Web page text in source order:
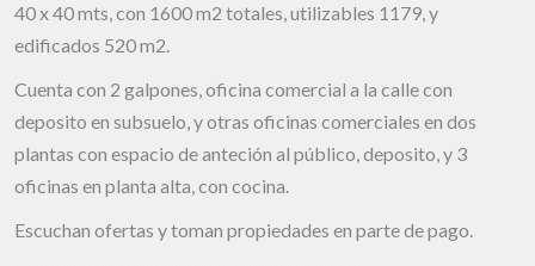
40 x 40 mts, con 1600 m2 totales, utilizables 1179, y
edificados 520 m2.
Cuenta con 2 galpones, oficina comercial a la calle con
deposito en subsuelo, y otras oficinas comerciales en dos
plantas con espacio de anteción al público, deposito, y 3
oficinas en planta alta, con cocina.
Escuchan ofertas y toman propiedades en parte de pago.